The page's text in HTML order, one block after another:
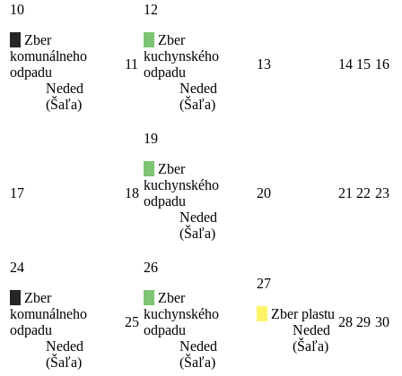
10
Zber
komunálneho
odpadu
Neded
(Šaľa)
11
12
Zber
kuchynského
odpadu
Neded
(Šaľa)
13 14 15 16
17 18
19
Zber
kuchynského
odpadu
Neded
(Šaľa)
20 21 22 23
24
Zber
komunálneho
odpadu
Neded
(Šaľa)
25
26
Zber
kuchynského
odpadu
Neded
(Šaľa)
27
Zber plastu
Neded
(Šaľa)
28 29 30